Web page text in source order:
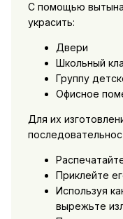
С помощью
украсить:
Двери
Школьный
Группу
Офисное
Для их
Приклейте
Используя
вырежьте